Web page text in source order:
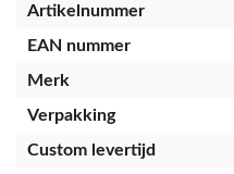
Artikelnummer
EAN nummer
Merk
Verpakking
Custom levertijd